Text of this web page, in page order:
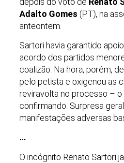
Adalto Gomes (PT), na
anteontem.
Sartori havia garantido
acordo dos partidos
coalizão. Na hora, porém,
pelo petista e oxigenou as
reviravolta no processo – o
confirmando. Surpresa
manifestações adversas
…
O incógnito Renato Sartori